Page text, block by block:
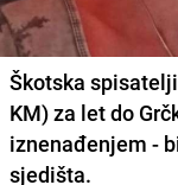
Škotska
KM) za let do
iznenađenjem -
sjedišta.